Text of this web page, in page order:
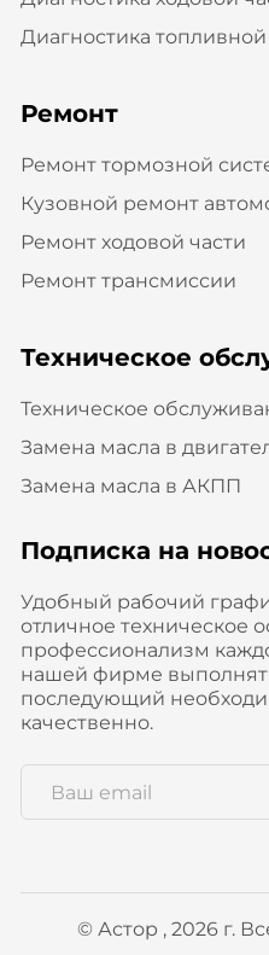
Диагностика
Ремонт
Ремонт тормозной
Кузовной ремонт
Ремонт ходовой части
Ремонт трансмиссии
Техническое
Техническое
Замена масла в
Замена масла в АКПП
Подписка на
Удобный рабочий
отличное техническое
профессионализм
нашей фирме
последующий
качественно.
© Астор , 2026 г.